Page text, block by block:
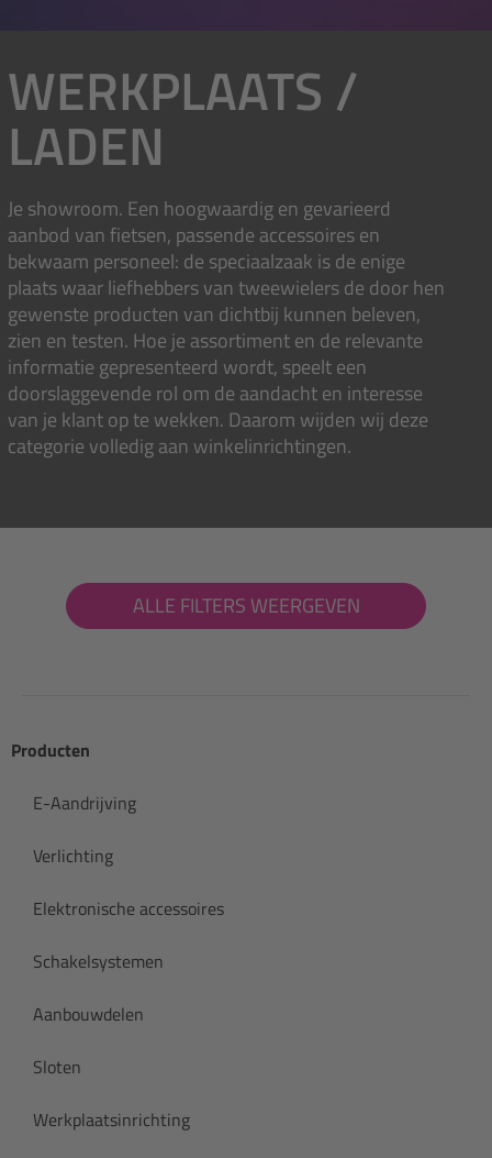
WERKPLAATS /
LADEN
Je showroom. Een hoogwaardig en gevarieerd
aanbod van fietsen, passende accessoires en
bekwaam personeel: de speciaalzaak is de enige
plaats waar liefhebbers van tweewielers de door hen
gewenste producten van dichtbij kunnen beleven,
zien en testen. Hoe je assortiment en de relevante
informatie gepresenteerd wordt, speelt een
doorslaggevende rol om de aandacht en interesse
van je klant op te wekken. Daarom wijden wij deze
categorie volledig aan winkelinrichtingen.
ALLE FILTERS WEERGEVEN
Producten
E-Aandrijving
Verlichting
Elektronische accessoires
Schakelsystemen
Aanbouwdelen
Sloten
Werkplaatsinrichting